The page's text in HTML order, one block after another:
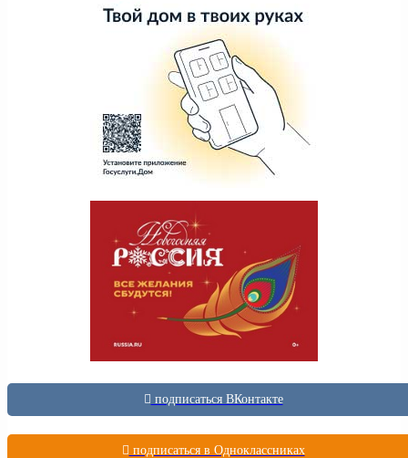
подписаться ВКонтакте
подписаться в Одноклассниках